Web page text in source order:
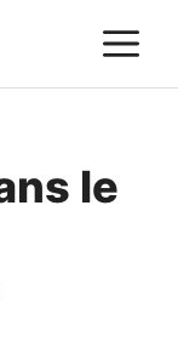
le